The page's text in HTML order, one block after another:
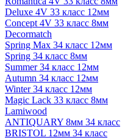
Deluxe 4V 33 класс 12мм
Concept 4V 33 класс 8мм
Decormatch
Spring Max 34 класс 12мм
Spring 34 класс 8мм
Summer 34 класс 12мм
Autumn 34 класс 12мм
Winter 34 класс 12мм
Magic Lack 33 класс 8мм
Lamiwood
ANTIQUARY 8мм 34 класс
BRISTOL 12мм 34 класс